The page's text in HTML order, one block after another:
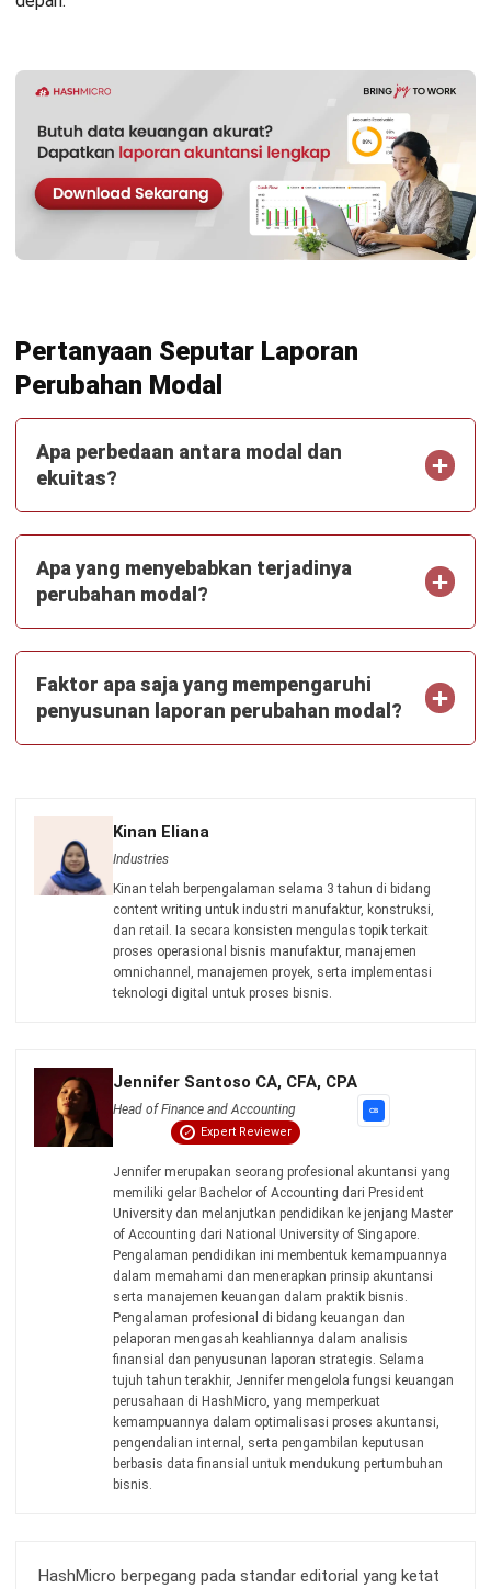
Meningkatkan Efisiensi Proses Bisnis
Strategi Efisiensi Biaya Perusahaan
dengan AI Agent
ACCOUNTING
RAB Generator: Buat Rencana
Apa Itu Cost Reduction? Pengertian,
Jenis, Manfaat & Panduan
Implementasi Lengkap
- 03/07/2026
Jalankan Bisnis Lebih Mudah
Bersama HashMicro
Mulai demo gratis hari ini tanpa komitmen. Dapatkan solusi terbaik